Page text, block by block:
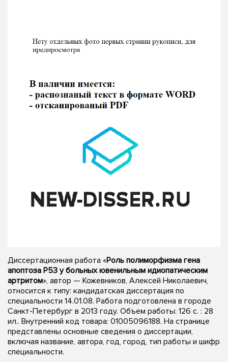
Диссертационная работа «Роль полиморфизма гена
апоптоза Р53 у больных ювенильным идиопатическим
артритом», автор — Кожевников, Алексей Николаевич,
относится к типу: кандидатская диссертация по
специальности 14.01.08. Работа подготовлена в городе
Санкт-Петербург в 2013 году. Объем работы: 126 с. : 28
ил.. Внутренний код товара: 01005096188. На странице
представлены основные сведения о диссертации,
включая название, автора, год, город, тип работы и шифр
специальности.